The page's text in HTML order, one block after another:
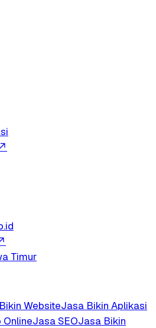
↗
Timur
WebsiteJasa Bikin Aplikasi
Jasa SEOJasa Bikin